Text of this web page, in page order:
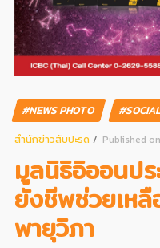
#NEWS PHOTO
สํานักข่าวสับปะรด
Published
มูลนิธิอิออนป
ยังชีพช่วยเห
พายุวิภา